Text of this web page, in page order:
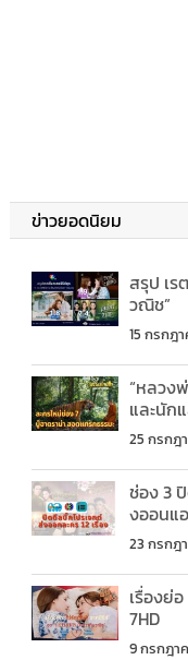
ข่าวยอดนิยม
สรุป เร
วณิช”
15 กรกฎ
“หลวง
และนัก
25 กรกฎ
ช่อง 3
งออนแ
23 กรกฎ
เรื่องย่
7HD
9 กรกฎา